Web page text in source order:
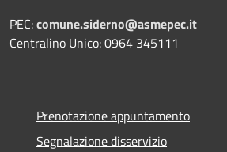
PEC:comune.siderno@asmepec.it
Centralino Unico: 0964 345111
Prenotazione appuntamento
Segnalazione disservizio